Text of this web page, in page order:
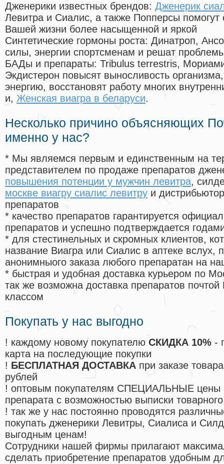
Дженерики известных брендов: Дженерик
Левитра и Сиалис, а также Попперсы помогут
Вашей жизни более насыщенной и яркой
Синтетические гормоны роста: Динатроп,
силы, энергии спортсменам и решат
БАДы и препараты: Tribulus terrestris,
Экдистерон повысят выносливость
энергию, восстановят работу многих
и, Женская виагра в беларуси.
Несколько причино объясняющих
именно у нас?
* Мы являемся первым и единственным на
представителем по продаже препаратов
повышения потенции у мужчин левитра,
москве виагру сиалис левитру и
препаратов
* качество препаратов гарантируется
препаратов и успешно подтверждается
* для стестинельных и скромных клиентов,
название Виагра или Сиалис в аптеке вслух,
анонимныого заказа любого препаратан на
* быстрая и удобная доставка курьером по
так же возможна доставка препаратов
классом
Покупать у нас выгодно
! каждому новому покупателю СКИДКА 10% -
карта на последующие покупки
! БЕСПЛАТНАЯ ДОСТАВКА при заказе
рублей
! оптовым покупателям СПЕЦИАЛЬНЫЕ цены
препарата с возможностью выписки
! так же у нас постоянно проводятся
покупать дженерики Левитры, Сиалиса и
выгодным ценам!
Cотрудники нашей фирмы прилагают
сделать приобретение препаратов удобным